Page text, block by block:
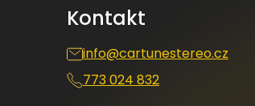
Kontakt
info@cartunestereo.cz
773 024 832